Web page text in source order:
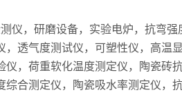
仪，研磨设备，实验电炉，抗弯
透气度测试仪，可塑性仪，高温
，荷重软化温度测定仪，陶瓷砖
合测定仪，陶瓷吸水率测定仪，